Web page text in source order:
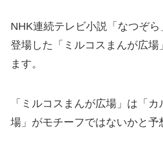
NHK連続テレビ小説「なつぞ
登場した「ミルコスまんが広場
ます。
「ミルコスまんが広場」は「カ
場」がモチーフではないかと予